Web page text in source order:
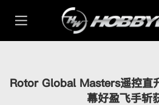
Rotor Global Masters遥控直
幕好盈飞手斩